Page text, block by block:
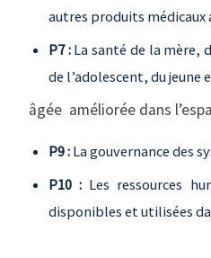
autres produits médicaux
P7 :La santé de la mère,
de l’adolescent, du jeune
âgée améliorée dans
P9 : La gouvernance des
P10 : Les ressources
disponibles et utilisées